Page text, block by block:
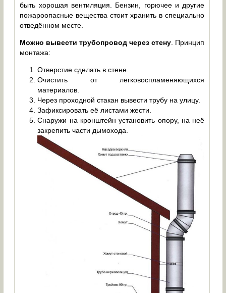
быть хорошая вентиляция. Бензин, горючее и другие
пожароопасные вещества стоит хранить в специально
отведённом месте.
Можно вывести трубопровод через стену . Принцип
монтажа:
Отверстие сделать в стене.
Очистить от легковоспламеняющихся
материалов.
Через проходной стакан вывести трубу на улицу.
Зафиксировать её листами жести.
Снаружи на кронштейн установить опору, на неё
закрепить части дымохода.